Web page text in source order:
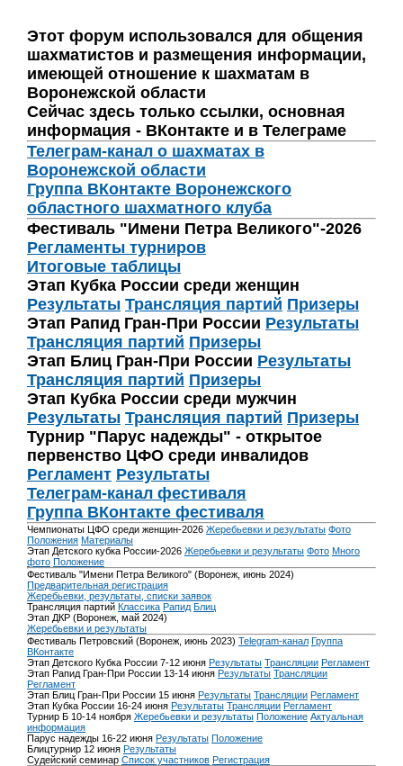
Этот форум использовался для общения
шахматистов и размещения информации,
имеющей отношение к шахматам в
Воронежской области
Сейчас здесь только ссылки, основная
информация - ВКонтакте и в Телеграме
Телеграм-канал о шахматах в
Воронежской области
Группа ВКонтакте Воронежского
областного шахматного клуба
Фестиваль "Имени Петра Великого"-2026
Регламенты турниров
Итоговые таблицы
Этап Кубка России среди женщин
Результаты Трансляция партий Призеры
Этап Рапид Гран-При России Результаты
Трансляция партий Призеры
Этап Блиц Гран-При России Результаты
Трансляция партий Призеры
Этап Кубка России среди мужчин
Результаты Трансляция партий Призеры
Турнир "Парус надежды" - открытое
первенство ЦФО среди инвалидов
Регламент Результаты
Телеграм-канал фестиваля
Группа ВКонтакте фестиваля
Чемпионаты ЦФО среди женщин-2026 Жеребьевки и результаты Фото
Положения Материалы
Этап Детского кубка России-2026 Жеребьевки и результаты Фото Много
фото Положение
Фестиваль "Имени Петра Великого" (Воронеж, июнь 2024)
Предварительная регистрация
Жеребьевки, результаты, списки заявок
Трансляция партий Классика Рапид Блиц
Этап ДКР (Воронеж, май 2024)
Жеребьевки и результаты
Фестиваль Петровский (Воронеж, июнь 2023) Telegram-канал Группа
ВКонтакте
Этап Детского Кубка России 7-12 июня Результаты Трансляции Регламент
Этап Рапид Гран-При России 13-14 июня Результаты Трансляции
Регламент
Этап Блиц Гран-При России 15 июня Результаты Трансляции Регламент
Этап Кубка России 16-24 июня Результаты Трансляции Регламент
Турнир Б 10-14 ноября Жеребьевки и результаты Положение Актуальная
информация
Парус надежды 16-22 июня Результаты Положение
Блицтурнир 12 июня Результаты
Судейский семинар Список участников Регистрация